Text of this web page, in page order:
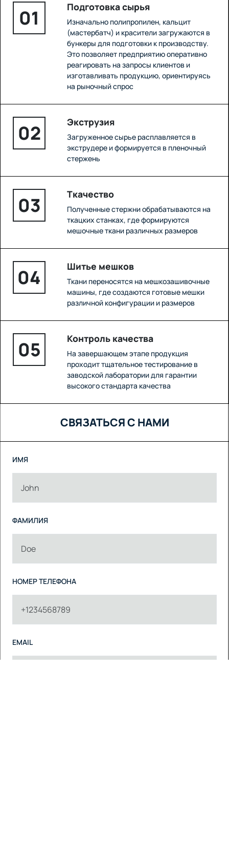
01 Подготовка сырья
Изначально полипропилен, кальцит
(мастербатч) и красители загружаются в
бункеры для подготовки к производству.
Это позволяет предприятию оперативно
реагировать на запросы клиентов и
изготавливать продукцию, ориентируясь
на рыночный спрос
02 Экструзия
Загруженное сырье расплавляется в
экструдере и формируется в пленочный
стержень
03 Ткачество
Полученные стержни обрабатываются на
ткацких станках, где формируются
мешочные ткани различных размеров
04 Шитье мешков
Ткани переносятся на мешкозашивочные
машины, где создаются готовые мешки
различной конфигурации и размеров
05 Контроль качества
На завершающем этапе продукция
проходит тщательное тестирование в
заводской лаборатории для гарантии
высокого стандарта качества
СВЯЗАТЬСЯ С НАМИ
ИМЯ
ФАМИЛИЯ
НОМЕР ТЕЛЕФОНА
EMAIL